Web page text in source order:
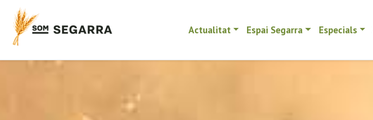
Actualitat Espai Segarra Especials